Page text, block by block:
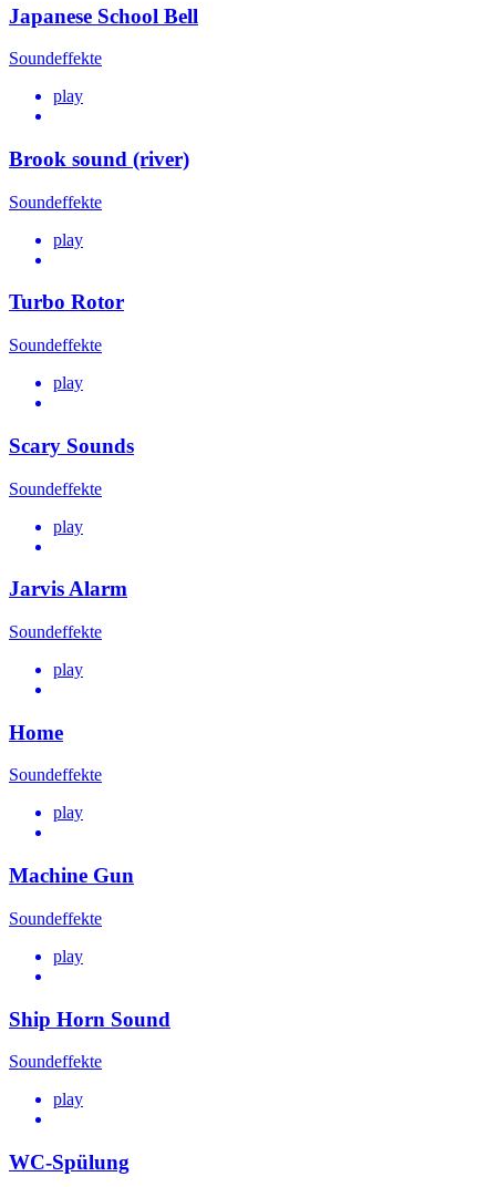
Japanese School Bell
Soundeffekte
play
Brook sound (river)
Soundeffekte
play
Turbo Rotor
Soundeffekte
play
Scary Sounds
Soundeffekte
play
Jarvis Alarm
Soundeffekte
play
Home
Soundeffekte
play
Machine Gun
Soundeffekte
play
Ship Horn Sound
Soundeffekte
play
WC-Spülung